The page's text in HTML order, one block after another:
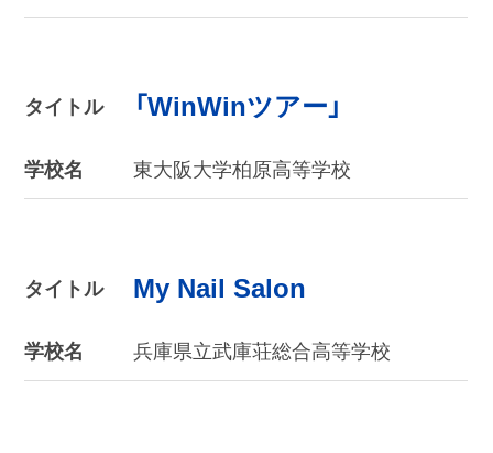
タイトル 「WinWinツアー」
学校名 東大阪大学柏原高等学校
タイトル My Nail Salon
学校名 兵庫県立武庫荘総合高等学校